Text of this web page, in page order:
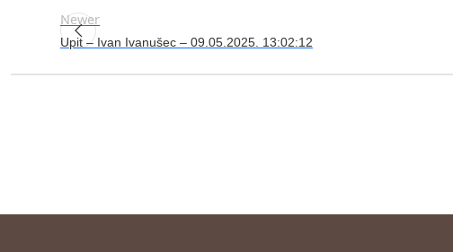
Newer
Upit – Ivan Ivanušec – 09.05.2025. 13:02:12